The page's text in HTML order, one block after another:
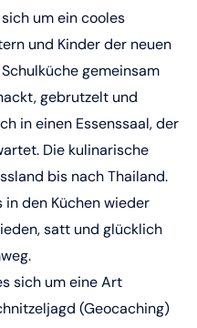
um ein cooles
und Kinder der neuen
gemeinsam
gebrutzelt und
in einen Essenssaal, der
Die kulinarische
bis nach Thailand.
den Küchen wieder
satt und glücklich
sich um eine Art
(Geocaching)